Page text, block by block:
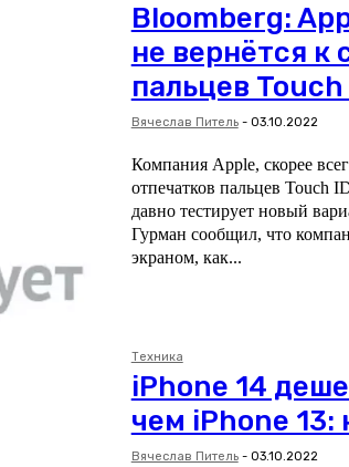
Bloomberg:
не вернётся к
пальцев
Вячеслав Питель - 03.10.2022
Компания Apple, скорее
отпечатков пальцев Touch
давно тестирует новый вариант. Инсайдер и репортер
Гурман сообщил, что
экраном, как...
Техника
iPhone 14
чем iPhone 13:
Вячеслав Питель - 03.10.2022